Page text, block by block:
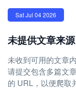
Sat Jul 04 2026
未提供文章来源
未收到可用的文章
请提交包含多篇文
的 URL，以便爬取